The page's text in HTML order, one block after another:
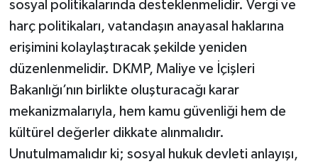
sosyal politikalarında desteklenmelidir. Vergi ve
harç politikaları, vatandaşın anayasal haklarına
erişimini kolaylaştıracak şekilde yeniden
düzenlenmelidir. DKMP, Maliye ve İçişleri
Bakanlığı’nın birlikte oluşturacağı karar
mekanizmalarıyla, hem kamu güvenliği hem de
kültürel değerler dikkate alınmalıdır.
Unutulmamalıdır ki; sosyal hukuk devleti anlayışı,